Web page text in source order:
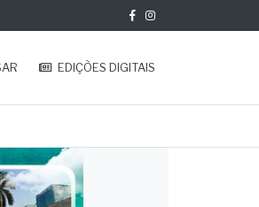
EDIÇÕES DIGITAIS